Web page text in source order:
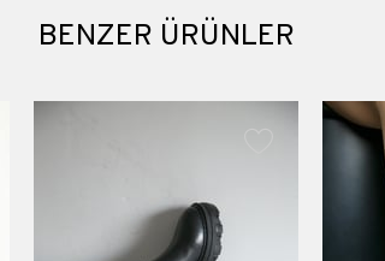
Platform Boyu
BENZER ÜRÜNLER